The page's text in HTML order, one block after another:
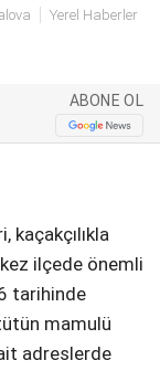
İhbar
Hattı
Yerel Haberler
ABONE OL
kaçakçılıkla
ilçede önemli
tarihinde
mamulü
adreslerde